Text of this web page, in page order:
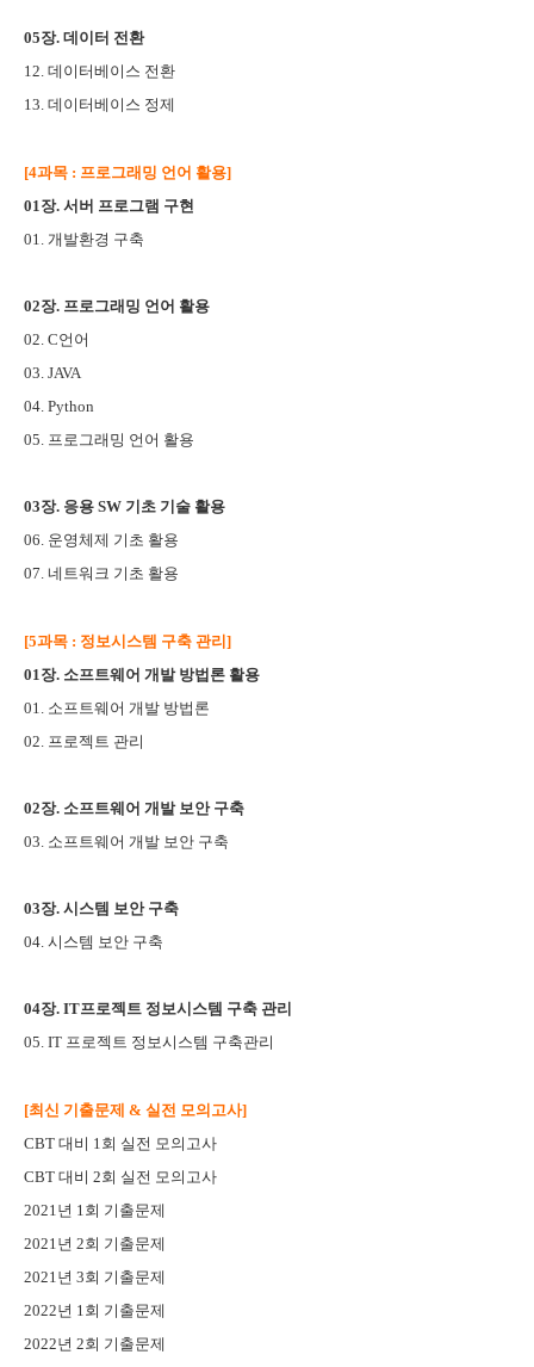
05장. 데이터 전환
12. 데이터베이스 전환
13. 데이터베이스 정제
[4과목 : 프로그래밍 언어 활용]
01장. 서버 프로그램 구현
01. 개발환경 구축
02장. 프로그래밍 언어 활용
02. C언어
03. JAVA
04. Python
05. 프로그래밍 언어 활용
03장. 응용 SW 기초 기술 활용
06. 운영체제 기초 활용
07. 네트워크 기초 활용
[5과목 : 정보시스템 구축 관리]
01장. 소프트웨어 개발 방법론 활용
01. 소프트웨어 개발 방법론
02. 프로젝트 관리
02장. 소프트웨어 개발 보안 구축
03. 소프트웨어 개발 보안 구축
03장. 시스템 보안 구축
04. 시스템 보안 구축
04장. IT프로젝트 정보시스템 구축 관리
05. IT 프로젝트 정보시스템 구축관리
[최신 기출문제 & 실전 모의고사]
CBT 대비 1회 실전 모의고사
CBT 대비 2회 실전 모의고사
2021년 1회 기출문제
2021년 2회 기출문제
2021년 3회 기출문제
2022년 1회 기출문제
2022년 2회 기출문제